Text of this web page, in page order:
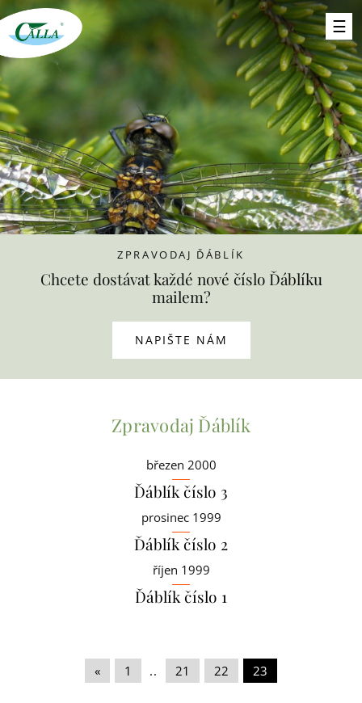
ZPRAVODAJ ĎÁBLÍK
Chcete dostávat každé nové číslo Ďáblíku
mailem?
NAPIŠTE NÁM
Zpravodaj Ďáblík
březen 2000
Ďáblík číslo 3
prosinec 1999
Ďáblík číslo 2
říjen 1999
Ďáblík číslo 1
« 1 .. 21 22 23